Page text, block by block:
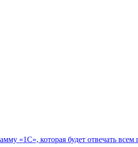
«1С», которая будет отвечать всем